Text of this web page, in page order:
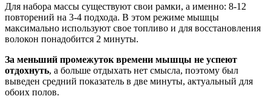
Для набора массы существуют свои рамки, а именно: 8-12
повторений на 3-4 подхода. В этом режиме мышцы
максимально используют свое топливо и для восстановления
волокон понадобится 2 минуты.
За меньший промежуток времени мышцы не успеют
отдохнуть, а больше отдыхать нет смысла, поэтому был
выведен средний показатель в две минуты, актуальный для
обоих полов.